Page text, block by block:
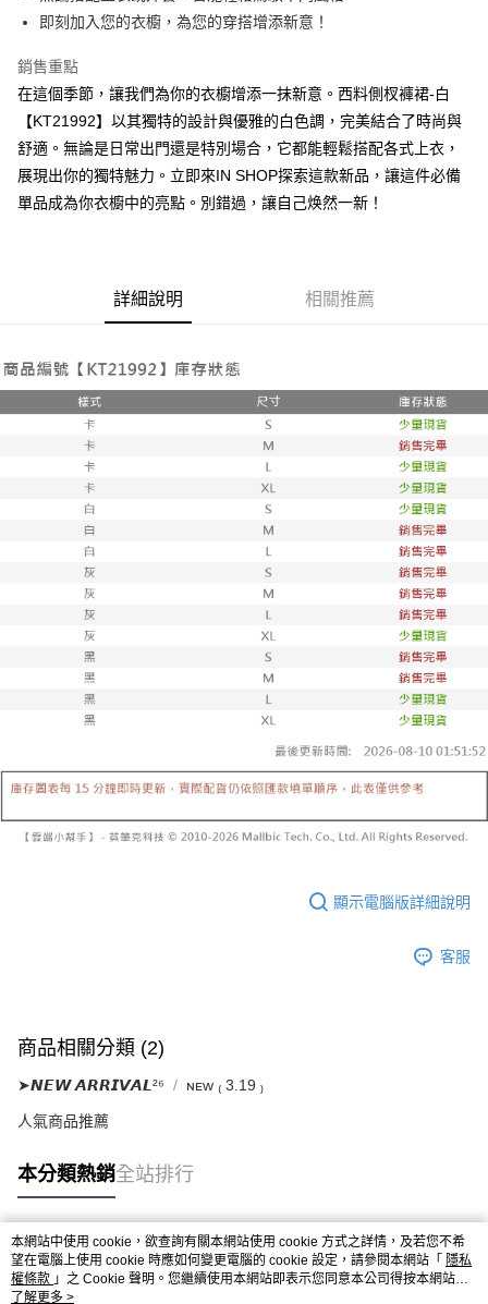
大哥付你分期
相關說明
1.本服務由台灣大哥大提供，台灣大哥大用戶可立即使用無須另外申請。
2.付款方式選擇「大哥付你分期」，訂單成立後會自動跳轉到大哥付的交易
流程，驗證手機門號後，選擇欲分期的期數、繳款截止日，確認付款後即完
成交易。
3.實際核准額度、可分期數及費用金額請依後續交易確認頁面所載為準。
4.訂單成立30分鐘內，如未前往確認交易或遇審核未通過，訂單將自動取
【注意事項】
1.本服務係由「台灣大哥大股份有限公司」（以下簡稱本公司）所提供，讓
用戶於交易時，得透過本服務購買商品或服務，並由商店將買賣／分期付款
買賣價金債權讓與本公司後，依約使用本公司帳單繳交帳款。
2.基於同意付款使用「大哥付你分期」之契約關係目的，商店將以您的個人
資料（包含姓名、電話或地址）提供予台灣大哥大進項蒐集、處理及利用，
由本公司與您本人進行分期帳單所需資料之確認、核對及更正。
3.完整用戶服務條款，請詳閱以下連結：
https://oppay.tw/userRule
AFTEE先享後付
相關說明
【關於「AFTEE先享後付」】
AFTEE先享後付是「在收到商品之後才付款」的支付方式。 讓您購物簡單
便利好安心！
１．簡單：不需註冊會員、不需綁卡、不需儲值。
１．於結帳方式選擇「AFTEE先享後付」後，將跳轉至「AFTEE先享後付」
結帳頁面，進行簡訊認證並確認金額後，即可完成結帳。
３．收到繳費通知簡訊後14天內，點擊此簡訊中的連結，可透過四大超商／
※ 請注意：結帳手續完成當下不需立刻繳費，但若您需要取消訂單，請聯絡
購買商品的店家。未經商家同意取消之訂單仍視為有效，需透過AFTEE先享
後付繳納相關費用。
※ 交易是否成功請以「AFTEE先享後付 」之結帳頁面顯示為準，若有關於
是否繳費成功／繳費後需取消欲退款等相關疑問，請聯繫「AFTEE先享後付
客戶支援中心」
https://netprotections.freshdesk.com/support/home
【注意事項】
１．透過由恩沛科技股份有限公司提供之「AFTEE先享後付」服務完成之交
易，需依本服務之必要範圍內提供個人資料，並將交易相關給付款項請求債
權轉讓予恩沛科技股份有限公司。
２．關於個人資料處理事宜，請瀏覽以下網址：
https://aftee.tw/terms/#terms3
３．未成年的使用者請事先徵得法定代理人或監護人之同意方可使用
「AFTEE先享後付」，若未經同意申辦者引起之損失，本公司不負相關責
４．使用「AFTEE先享後付」時，將依據個別帳號之用戶狀況，依本公司即
５．嚴禁一人註冊多個帳號或使用他人資訊註冊。若發現惡意使用之情形，
恩沛科技股份有限公司將有權停止該用戶之使用額度並採取法律行動。
付款後全家取貨
已關閉，請勿下單
每筆NT$10,000
已關閉，請勿下單(付取)
每筆NT$10,000
7-11取貨付款
每筆NT$60，滿NT$1,800(含以上)免運費
付款後7-11取貨
每筆NT$60，滿NT$1,600(含以上)免運費
每筆NT$100，滿NT$2,500(含以上)免運費
即刻加入您的衣櫥，為您的穿搭增添新意！
銷售重點
在這個季節，讓我們為你的衣櫥增添一抹新意。西料側杈褲裙-白
【KT21992】以其獨特的設計與優雅的白色調，完美結合了時尚與
舒適。無論是日常出門還是特別場合，它都能輕鬆搭配各式上衣，
展現出你的獨特魅力。立即來IN SHOP探索這款新品，讓這件必備
單品成為你衣櫥中的亮點。別錯過，讓自己焕然一新！
詳細說明 相關推薦
顯示電腦版詳細說明
客服
商品相關分類 (2)
➤𝙉𝙀𝙒 𝘼𝙍𝙍𝙄𝙑𝘼𝙇²⁶ ɴᴇᴡ ₍ 3.19 ₎
人氣商品推薦
本分類熱銷全站排行
熱門標籤
本網站中使用 cookie，欲查詢有關本網站使用 cookie 方式之詳情，及若您不希
望在電腦上使用 cookie 時應如何變更電腦的 cookie 設定，請參閱本網站「 隱私
權條款 」之 Cookie 聲明。您繼續使用本網站即表示您同意本公司得按本網站使
用條款之 Cookie 聲明使用 cookie。
了解更多 >